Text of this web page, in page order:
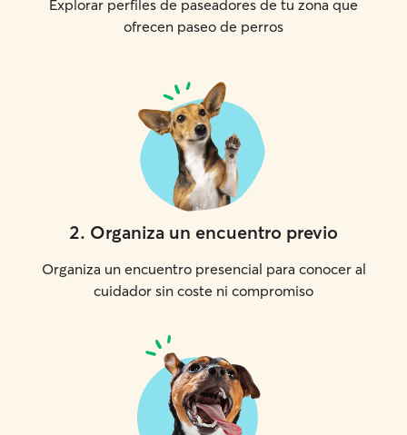
Explorar perfiles de paseadores de tu zona que
ofrecen paseo de perros
2. Organiza un encuentro previo
Organiza un encuentro presencial para conocer al
cuidador sin coste ni compromiso